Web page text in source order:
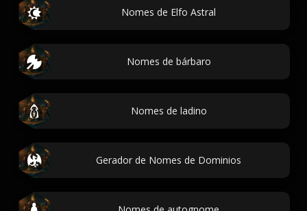
Nomes de Elfo Astral
Nomes de bárbaro
Nomes de ladino
Gerador de Nomes de Dominios